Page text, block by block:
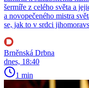
šermíře z celého světa a
a novopečeného mistra
se, jak to v srdci
Brněnská Drbna
dnes, 18:40
1 min